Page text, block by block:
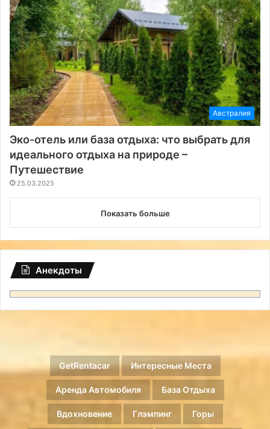
Австралия
Эко-отель или база отдыха: что выбрать для
идеального отдыха на природе –
Путешествие
25.03.2025
Показать больше
Анекдоты
GetRentacar Интересные Места
Аренда Автомобиля База Отдыха
Вдохновение Глэмпинг Горы